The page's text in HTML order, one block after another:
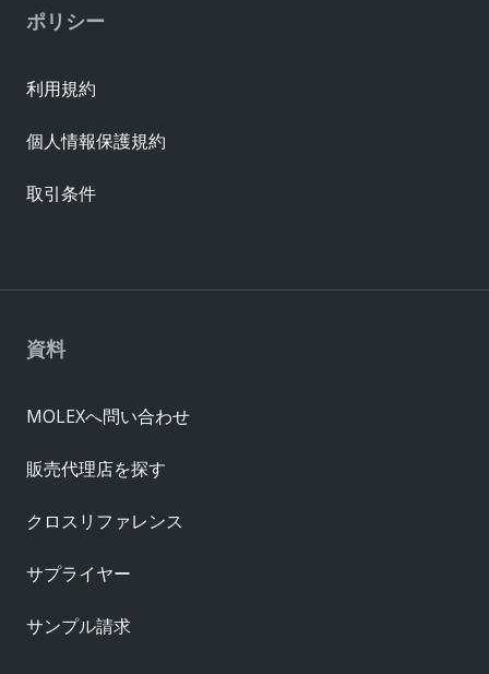
資料
MOLEXへ問い合わせ
販売代理店を探す
クロスリファレンス
サプライヤー
サンプル請求
ポリシー
利用規約
個人情報保護規約
取引条件